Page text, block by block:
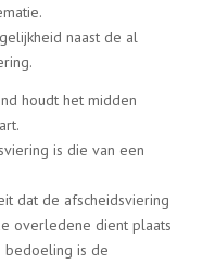
naast de al
houdt het midden
is die van een
dat de afscheidsviering
overledene dient plaats
bedoeling is de